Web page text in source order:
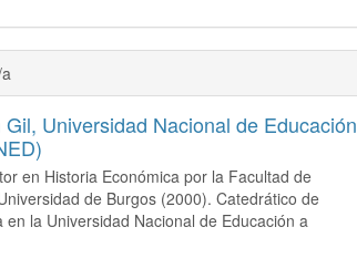
Gil, Universidad Nacional de Educación
en Historia Económica por la Facultad de
de Burgos (2000). Catedrático de
en la Universidad Nacional de Educación a